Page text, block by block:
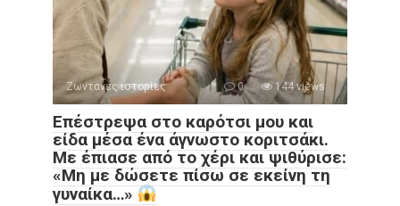
Ζωντανές ιστορίες 0 144 views
Επέστρεψα στο καρότσι μου και
είδα μέσα ένα άγνωστο κοριτσάκι.
Με έπιασε από το χέρι και ψιθύρισε:
«Μη με δώσετε πίσω σε εκείνη τη
γυναίκα…»